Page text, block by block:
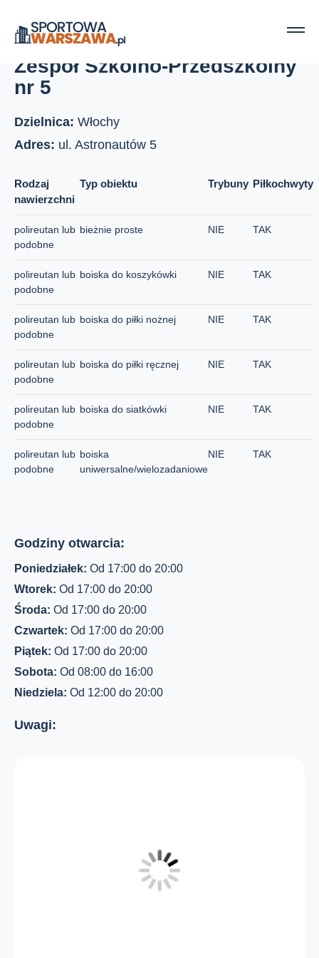
Strona główna
Boiska szkolne
Zespół Szkolno-Przedszkolny nr 5
Zespół Szkolno-Przedszkolny
nr 5
Dzielnica: Włochy
Adres: ul. Astronautów 5
Rodzaj
nawierzchni
Typ obiektu Trybuny Piłkochwyty
polireutan lub
podobne
bieżnie proste NIE TAK
polireutan lub
podobne
boiska do koszykówki NIE TAK
polireutan lub
podobne
boiska do piłki nożnej NIE TAK
polireutan lub
podobne
boiska do piłki ręcznej NIE TAK
polireutan lub
podobne
boiska do siatkówki NIE TAK
polireutan lub
podobne
boiska
uniwersalne/wielozadaniowe
NIE TAK
Godziny otwarcia:
Poniedziałek: Od 17:00 do 20:00
Wtorek: Od 17:00 do 20:00
Środa: Od 17:00 do 20:00
Czwartek: Od 17:00 do 20:00
Piątek: Od 17:00 do 20:00
Sobota: Od 08:00 do 16:00
Niedziela: Od 12:00 do 20:00
Uwagi: